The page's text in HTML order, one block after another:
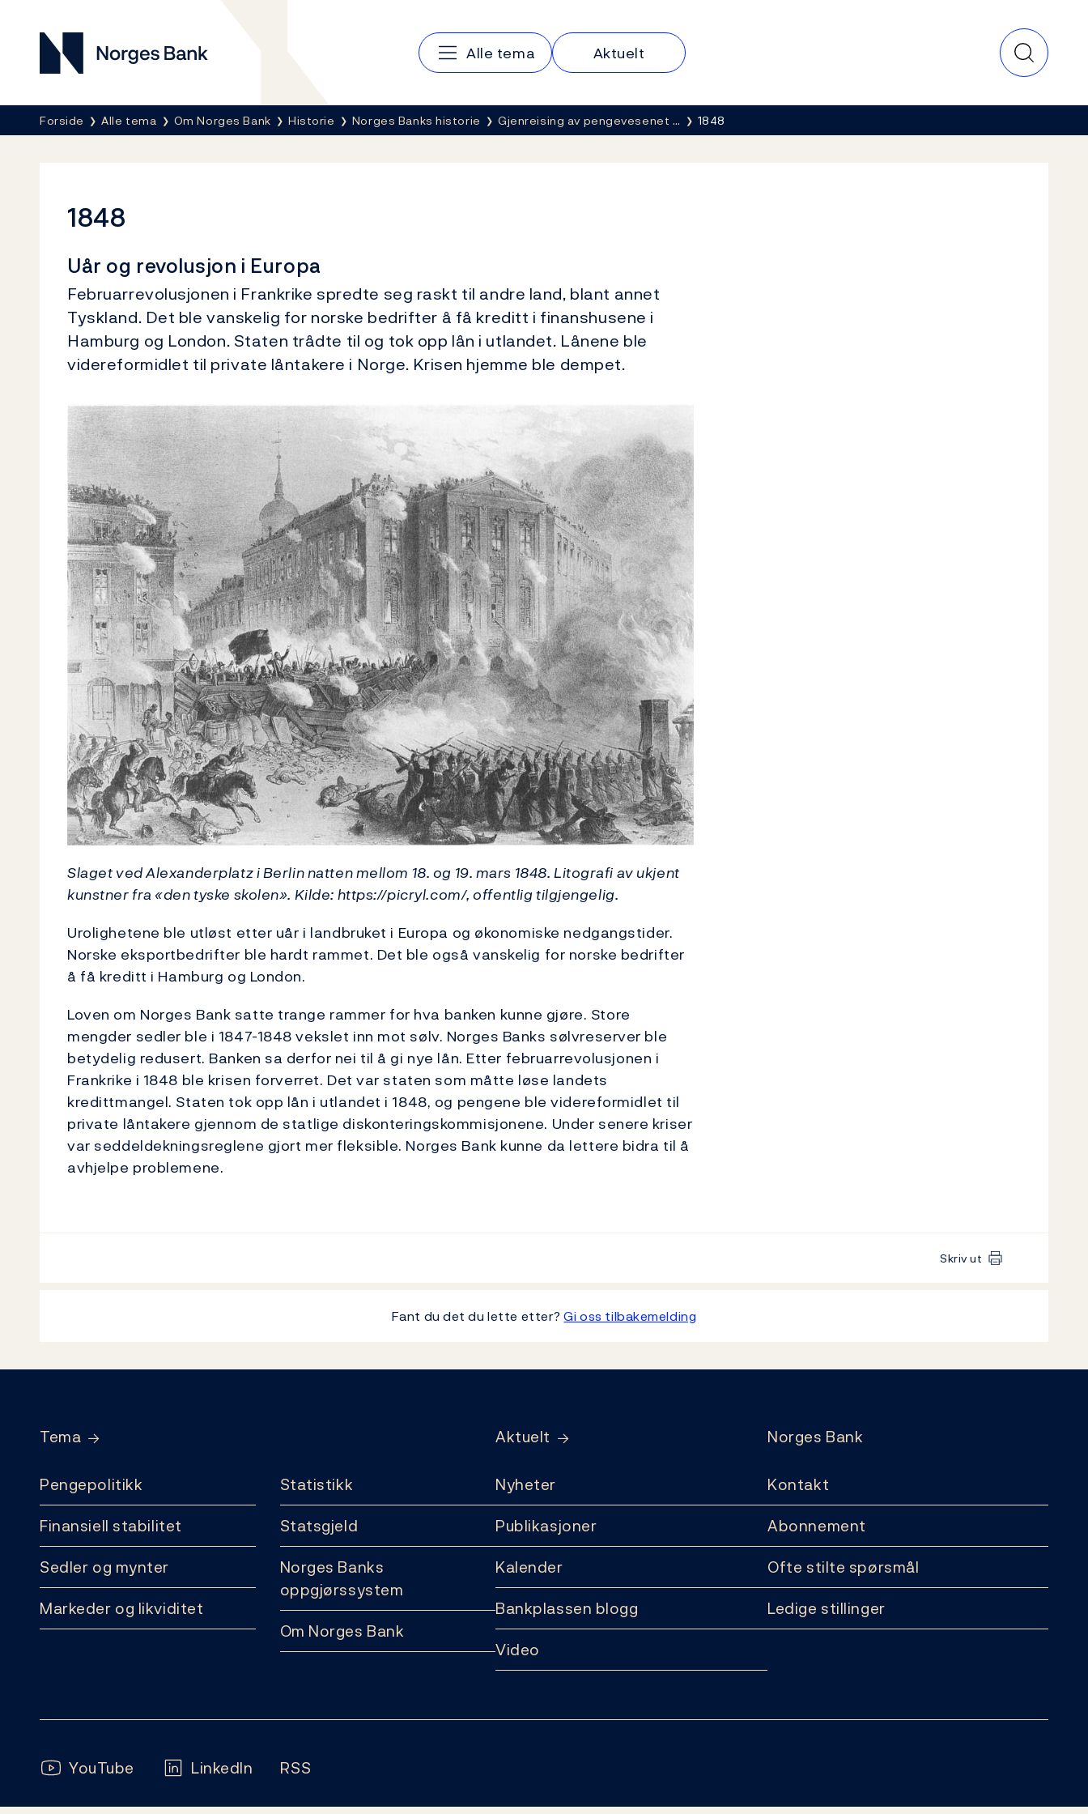
Norges Bank
Hovedmeny
Alle tema Aktuelt
Her er du nå:
Forside Alle tema Om Norges Bank Historie Norges Banks historie Gjenreising av pengevesenet … 1848
1848
Uår og revolusjon i Europa
Februarrevolusjonen i Frankrike spredte seg raskt til andre land, blant annet
Tyskland. Det ble vanskelig for norske bedrifter å få kreditt i finanshusene i
Hamburg og London. Staten trådte til og tok opp lån i utlandet. Lånene ble
videreformidlet til private låntakere i Norge. Krisen hjemme ble dempet.
Slaget ved Alexanderplatz i Berlin natten mellom 18. og 19. mars 1848. Litografi av ukjent
kunstner fra «den tyske skolen». Kilde: https://picryl.com/, offentlig tilgjengelig.
Urolighetene ble utløst etter uår i landbruket i Europa og økonomiske nedgangstider.
Norske eksportbedrifter ble hardt rammet. Det ble også vanskelig for norske bedrifter
å få kreditt i Hamburg og London.
Loven om Norges Bank satte trange rammer for hva banken kunne gjøre. Store
mengder sedler ble i 1847-1848 vekslet inn mot sølv. Norges Banks sølvreserver ble
betydelig redusert. Banken sa derfor nei til å gi nye lån. Etter februarrevolusjonen i
Frankrike i 1848 ble krisen forverret. Det var staten som måtte løse landets
kredittmangel. Staten tok opp lån i utlandet i 1848, og pengene ble videreformidlet til
private låntakere gjennom de statlige diskonteringskommisjonene. Under senere kriser
var seddeldekningsreglene gjort mer fleksible. Norges Bank kunne da lettere bidra til å
avhjelpe problemene.
Skriv ut
Fant du det du lette etter?Gi oss tilbakemelding
Tema
Pengepolitikk
Finansiell stabilitet
Sedler og mynter
Markeder og likviditet
Statistikk
Statsgjeld
Norges Banks
oppgjørssystem
Om Norges Bank
Aktuelt
Nyheter
Publikasjoner
Kalender
Bankplassen blogg
Video
Norges Bank
Kontakt
Abonnement
Ofte stilte spørsmål
Ledige stillinger
Følg oss:
YouTube LinkedIn RSS